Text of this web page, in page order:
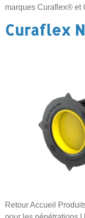
marques Curaflex® et
Curaflex
Retour Accueil